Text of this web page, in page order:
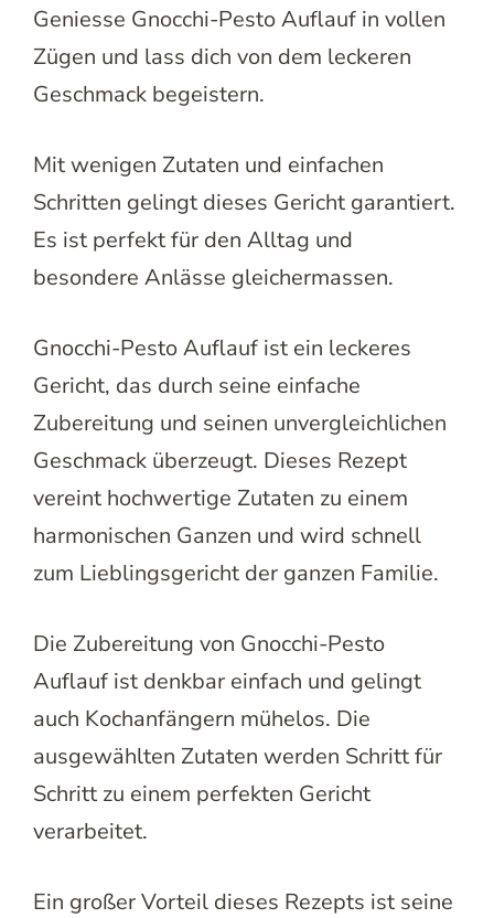
Geniesse Gnocchi-Pesto Auflauf in vollen
Zügen und lass dich von dem leckeren
Geschmack begeistern.
Mit wenigen Zutaten und einfachen
Schritten gelingt dieses Gericht garantiert.
Es ist perfekt für den Alltag und
besondere Anlässe gleichermassen.
Gnocchi-Pesto Auflauf ist ein leckeres
Gericht, das durch seine einfache
Zubereitung und seinen unvergleichlichen
Geschmack überzeugt. Dieses Rezept
vereint hochwertige Zutaten zu einem
harmonischen Ganzen und wird schnell
zum Lieblingsgericht der ganzen Familie.
Die Zubereitung von Gnocchi-Pesto
Auflauf ist denkbar einfach und gelingt
auch Kochanfängern mühelos. Die
ausgewählten Zutaten werden Schritt für
Schritt zu einem perfekten Gericht
verarbeitet.
Ein großer Vorteil dieses Rezepts ist seine